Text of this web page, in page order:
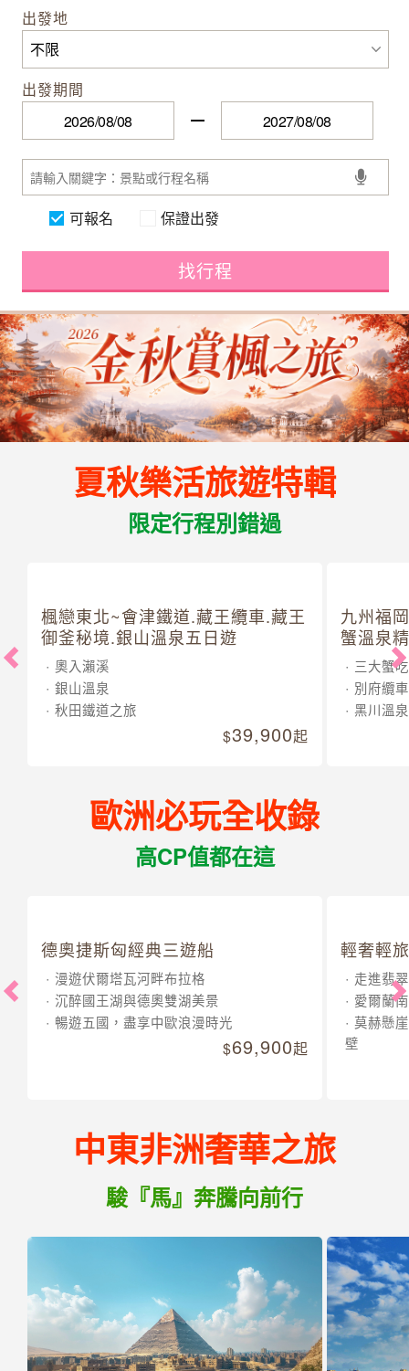
出發地
出發期間
可報名 保證出發
找行程
夏秋樂活旅遊特輯
限定行程別錯過
楓戀東北~會津鐵道.藏王纜車.藏王
御釜秘境.銀山溫泉五日遊
奧入瀨溪
銀山溫泉
秋田鐵道之旅
39,900起
九州福
蟹溫泉
三大蟹
別府纜車
黑川溫泉
歐洲必玩全收錄
高CP值都在這
德奧捷斯匈經典三遊船
漫遊伏爾塔瓦河畔布拉格
沉醉國王湖與德奧雙湖美景
暢遊五國，盡享中歐浪漫時光
69,900起
輕奢輕
走進翡
愛爾蘭
莫赫懸
壁
中東非洲奢華之旅
駿『馬』奔騰向前行